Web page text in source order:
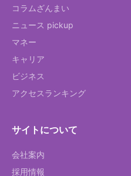
コラムざんまい
ニュース pickup
マネー
キャリア
ビジネス
アクセスランキング
サイトについて
会社案内
採用情報